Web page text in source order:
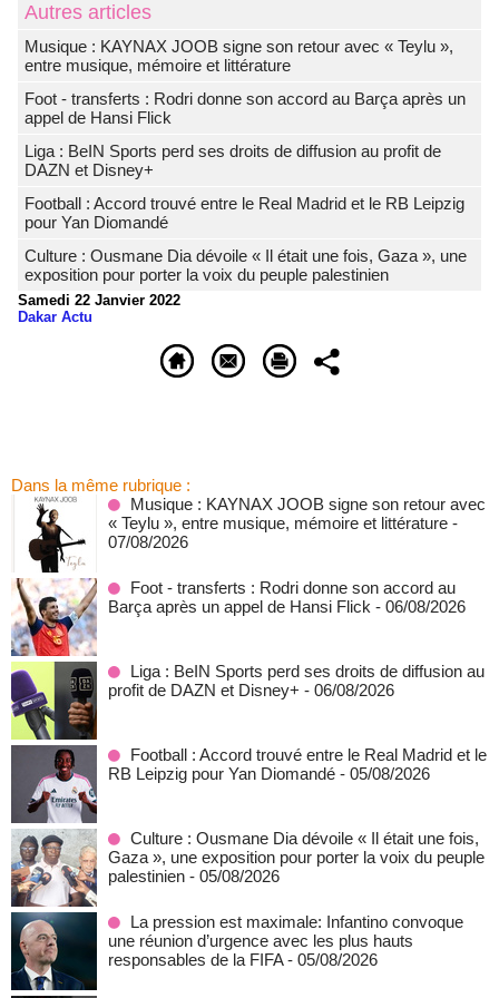
Autres articles
Musique : KAYNAX JOOB signe son retour avec « Teylu »,
entre musique, mémoire et littérature
Foot - transferts : Rodri donne son accord au Barça après un
appel de Hansi Flick
Liga : BeIN Sports perd ses droits de diffusion au profit de
DAZN et Disney+
Football : Accord trouvé entre le Real Madrid et le RB Leipzig
pour Yan Diomandé
Culture : Ousmane Dia dévoile « Il était une fois, Gaza », une
exposition pour porter la voix du peuple palestinien
Samedi 22 Janvier 2022
Dakar Actu
Dans la même rubrique :
Musique : KAYNAX JOOB signe son retour avec
« Teylu », entre musique, mémoire et littérature -
07/08/2026
Foot - transferts : Rodri donne son accord au
Barça après un appel de Hansi Flick - 06/08/2026
Liga : BeIN Sports perd ses droits de diffusion au
profit de DAZN et Disney+ - 06/08/2026
Football : Accord trouvé entre le Real Madrid et le
RB Leipzig pour Yan Diomandé - 05/08/2026
Culture : Ousmane Dia dévoile « Il était une fois,
Gaza », une exposition pour porter la voix du peuple
palestinien - 05/08/2026
La pression est maximale: Infantino convoque
une réunion d’urgence avec les plus hauts
responsables de la FIFA - 05/08/2026